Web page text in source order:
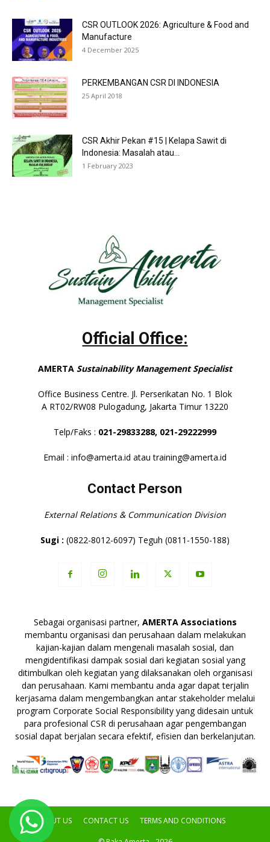
CSR OUTLOOK 2026: Agriculture & Food and
Manufacture
4 December 2025
PERKEMBANGAN CSR DI INDONESIA
25 April 2018
CSR Akhir Pekan #15 | Kelapa Sawit di
Indonesia: Masalah atau...
1 February 2023
Official Office:
AMERTA Sustainability Management Specialist
Office Business Centre. Jl. Perserikatan No. 1 Blok
A RT02/RW08 Pulogadung, Jakarta Timur 13220
Telp/Faks : 021-29833288, 021-29222999
Email : info@amerta.id atau training@amerta.id
Contact Person
External Relations & Communication Division
Sugi : (0822-8012-6097) Teguh (0811-1550-188)
Sebagai organisasi partner, AMERTA Associations
membantu organisasi dan perusahaan dalam melakukan
kajian-kajian dalam mengenali masalah sosial, dan
mengidentifikasi dampak sosial dari kegiatan sosial yang
ditimbulkan oleh kegiatan yang dilaksanakan oleh organisasi
dan perusahaan. Kami membantu anda agar dapat terjalin
kerjasama dalam mengembangkan antar stakeholder melalui
program Corporate Social Responsibility yang didesain untuk
para profesional CSR di perusahaan agar pengembangan
sosial dapat berjalan secara efektif, efisien dan berkelanjutan.
ABOUT US CONTACT US TERMS AND CONDITIONS